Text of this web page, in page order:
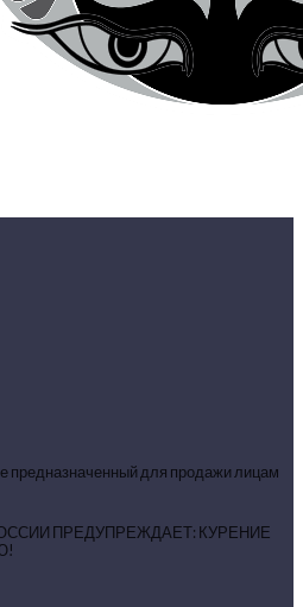
предназначенный для продажи лицам
ПРЕДУПРЕЖДАЕТ: КУРЕНИЕ